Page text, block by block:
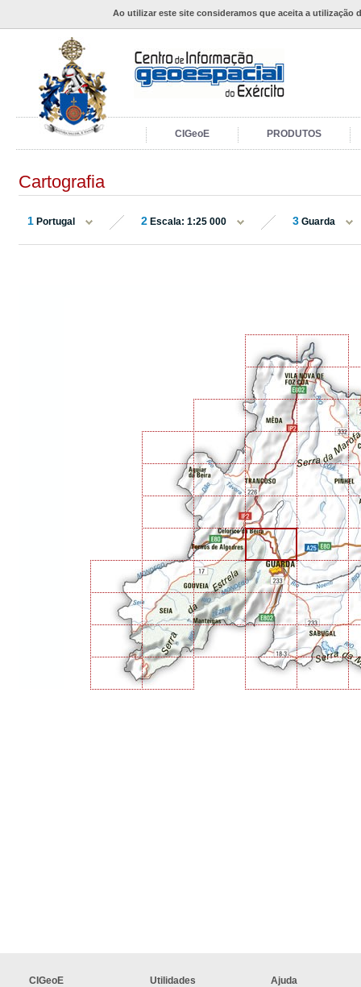
Ao utilizar este site consideramos que aceita a utilização
CIGeoE PRODUTOS
Cartografia
1 Portugal 2 Escala: 1:25 000 3 Guarda
CIGeoE
Utilidades
Ajuda